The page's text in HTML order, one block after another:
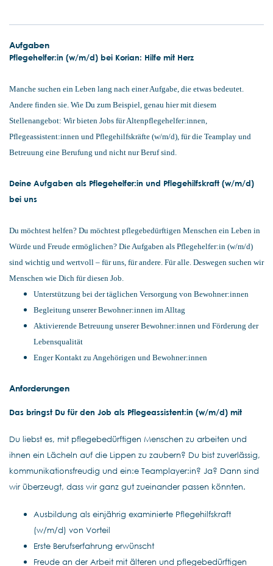
Aufgaben
Pflegehelfer:in (w/m/d) bei Korian: Hilfe mit Herz
Manche suchen ein Leben lang nach einer Aufgabe, die etwas bedeutet.
Andere finden sie. Wie Du zum Beispiel, genau hier mit diesem
Stellenangebot: Wir bieten Jobs für Altenpflegehelfer:innen,
Pflegeassistent:innen und Pflegehilfskräfte (w/m/d), für die Teamplay und
Betreuung eine Berufung und nicht nur Beruf sind.
Deine Aufgaben als Pflegehelfer:in und Pflegehilfskraft (w/m/d)
bei uns
Du möchtest helfen? Du möchtest pflegebedürftigen Menschen ein Leben in
Würde und Freude ermöglichen? Die Aufgaben als Pflegehelfer:in (w/m/d)
sind wichtig und wertvoll – für uns, für andere. Für alle. Deswegen suchen wir
Menschen wie Dich für diesen Job.
Unterstützung bei der täglichen Versorgung von Bewohner:innen
Begleitung unserer Bewohner:innen im Alltag
Aktivierende Betreuung unserer Bewohner:innen und Förderung der
Lebensqualität
Enger Kontakt zu Angehörigen und Bewohner:innen
Anforderungen
Das bringst Du für den Job als Pflegeassistent:in (w/m/d) mit
Du liebst es, mit pflegebedürftigen Menschen zu arbeiten und
ihnen ein Lächeln auf die Lippen zu zaubern? Du bist zuverlässig,
kommunikationsfreudig und ein:e Teamplayer:in? Ja? Dann sind
wir überzeugt, dass wir ganz gut zueinander passen könnten.
Ausbildung als einjährig examinierte Pflegehilfskraft
(w/m/d) von Vorteil
Erste Berufserfahrung erwünscht
Freude an der Arbeit mit älteren und pflegebedürftigen